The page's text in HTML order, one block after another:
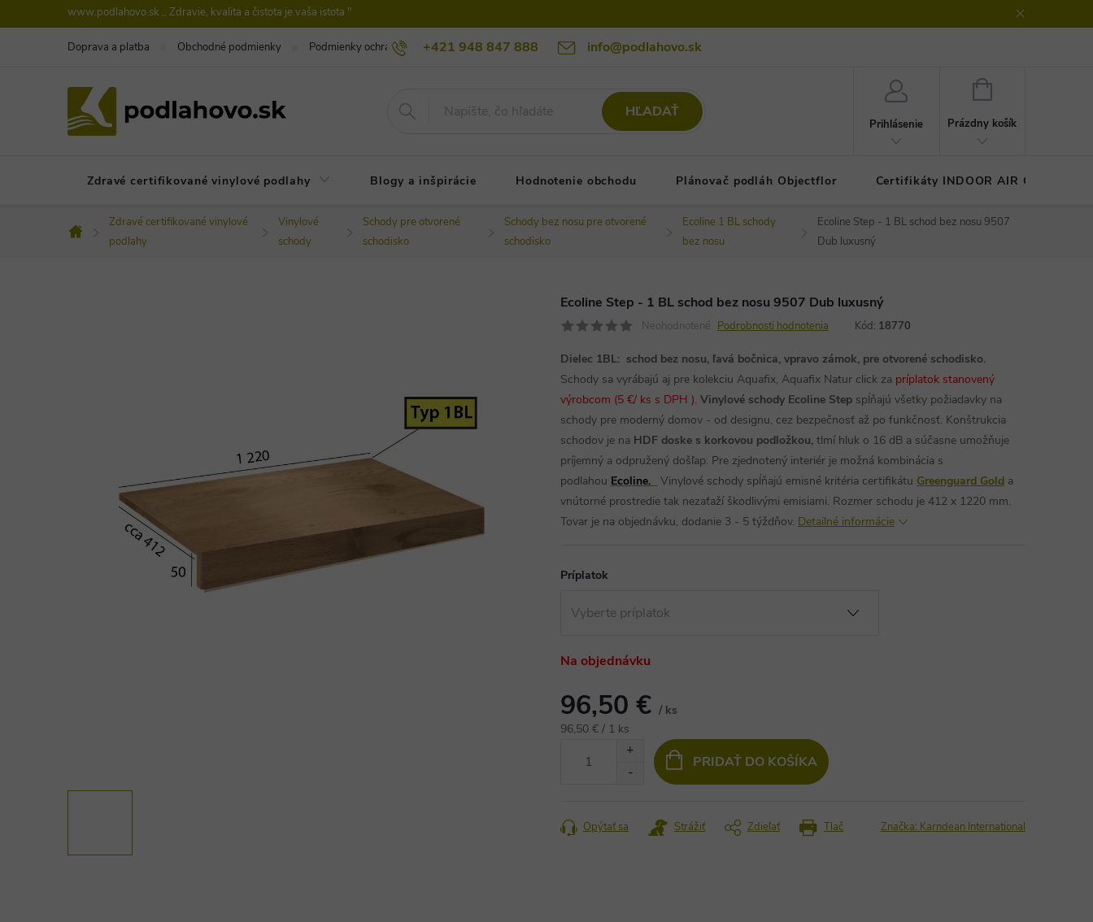
na
www.podlahovo.sk ,, Zdravie, kvalita a čistota je vaša istota "
+421 948 847 888 info@podlahovo.sk
Doprava a platba Obchodné podmienky Podmienky ochrany osobných údajov podlahovo.sk Reklamačné podmienky
HĽADAŤ
Prihlásenie
NÁKUPNÝ
Prázdny košík
Zdravé certifikované vinylové podlahy Blogy a inšpirácie Hodnotenie obchodu Plánovač podláh Objectflor Certifikáty INDOOR AIR COMFORT
Domov
Zdravé certifikované vinylové
podlahy
Vinylové
schody
Schody pre otvorené
schodisko
Schody bez nosu pre otvorené
schodisko
Ecoline 1 BL schody
bez nosu
Ecoline Step - 1 BL schod bez nosu 9507
Dub luxusný
Ecoline Step - 1 BL schod bez nosu 9507 Dub luxusný
Neohodnotené Podrobnosti hodnotenia Kód: 18770
Dielec 1BL: schod bez nosu, ľavá bočnica, vpravo zámok, pre otvorené schodisko.
Schody sa vyrábajú aj pre kolekciu Aquafix, Aquafix Natur click za príplatok stanovený
výrobcom (5 €/ ks s DPH ). Vinylové schody Ecoline Step spĺňajú všetky požiadavky na
schody pre moderný domov - od designu, cez bezpečnosť až po funkčnosť. Konštrukcia
schodov je na HDF doske s korkovou podložkou, tlmí hluk o 16 dB a súčasne umožňuje
príjemný a odpružený došľap. Pre zjednotený interiér je možná kombinácia s
podlahou Ecoline. Vinylové schody spĺňajú emisné kritéria certifikátu Greenguard Gold a
vnútorné prostredie tak nezaťaží škodlivými emisiami. Rozmer schodu je 412 x 1220 mm.
Tovar je na objednávku, dodanie 3 - 5 týždňov. Detailné informácie
Príplatok
Na objednávku
96,50 € / ks
Jednotková
96,50 € / 1 ks
PRIDAŤ DO KOŠÍKA
Tlač
Opýtať sa Strážiť Zdieľať Značka: Karndean International